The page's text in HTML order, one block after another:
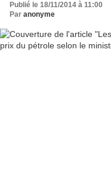
Publié le 18/11/2014 à 11:00
Par anonyme